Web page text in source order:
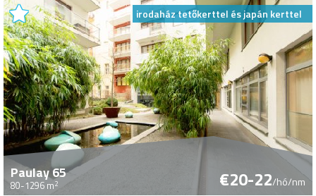
irodaház tetőkerttel és japán kerttel
Paulay 65
80-1296 m2 €20-22/hó/nm